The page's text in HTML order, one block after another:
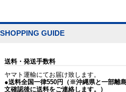
SHOPPING GUIDE
送料・発送手数料
ヤマト運輸にてお届け致します。
●送料全国一律550円（※沖縄県と一部離
文確認後に送料をご連絡します。）